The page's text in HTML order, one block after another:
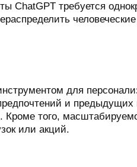
ChatGPT требуется
для
и
того,
или акций.